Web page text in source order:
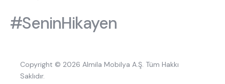
#SeninHikayen
Copyright © 2026 Almila Mobilya A.Ş. Tüm Hakkı
Saklıdır.